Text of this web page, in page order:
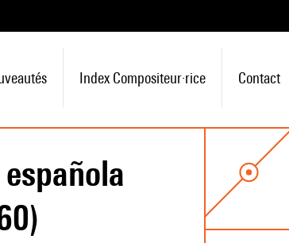
Index Compositeur·rice Contact